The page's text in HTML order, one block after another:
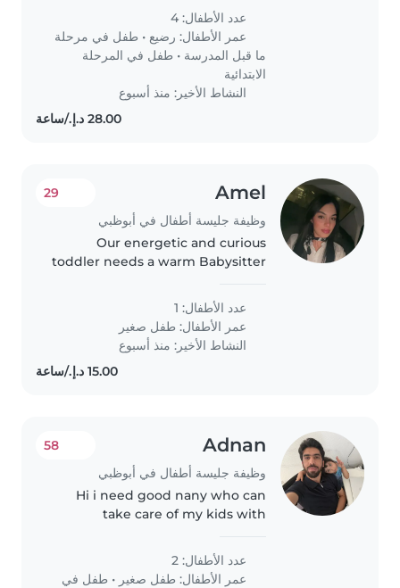
look after them in the evening if
I go out with my husband we
will be in Abu Dhabi for the..
عدد الأطفال: 4
عمر الأطفال: رضيع • طفل في مرحلة
ما قبل المدرسة • طفل في المرحلة
الابتدائية
النشاط الأخير: منذ أسبوع
Amel
وظيفة جليسة أطفال في أبوظبي
29
Our energetic and curious
toddler needs a warm Babysitter
and speaks Arabic. Reliable care
in the comfort of our home—let's
connect!
عدد الأطفال: 1
عمر الأطفال: طفل صغير
النشاط الأخير: منذ أسبوع
Adnan
وظيفة جليسة أطفال في أبوظبي
58
Hi i need good nany who can
take care of my kids with
عدد الأطفال: 2
عمر الأطفال: طفل صغير • طفل في